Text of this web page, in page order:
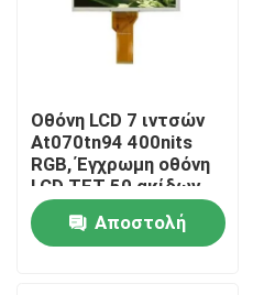
Οθόνη LCD 7 ιντσών
At070tn94 400nits
RGB, Έγχρωμη οθόνη
LCD TFT 50 ακίδων
Αποστολή